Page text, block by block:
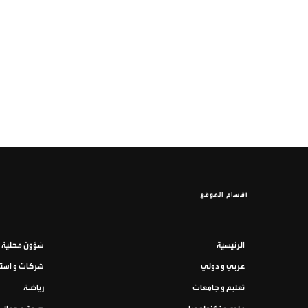
أقسام الموقع
الرئيسية شؤون محلية
عربي و دولي شركات و
تعليم و جامعات رياضة